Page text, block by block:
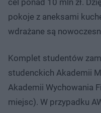
pokoje z aneksami
wdrażane są
Komplet studentów
studenckich Akademii
Akademii Wychowania
miejsc). W przypadku